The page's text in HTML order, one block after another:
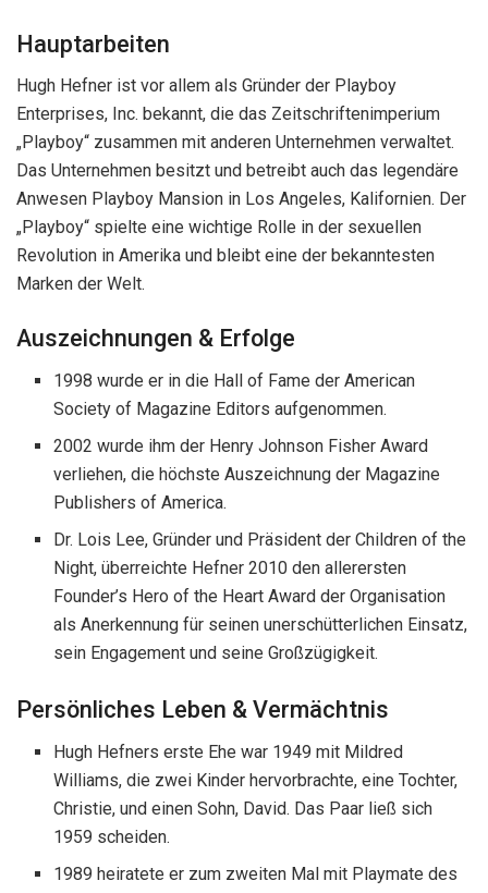
Hauptarbeiten
Hugh Hefner ist vor allem als Gründer der Playboy
Enterprises, Inc. bekannt, die das Zeitschriftenimperium
„Playboy“ zusammen mit anderen Unternehmen verwaltet.
Das Unternehmen besitzt und betreibt auch das legendäre
Anwesen Playboy Mansion in Los Angeles, Kalifornien. Der
„Playboy“ spielte eine wichtige Rolle in der sexuellen
Revolution in Amerika und bleibt eine der bekanntesten
Marken der Welt.
Auszeichnungen & Erfolge
1998 wurde er in die Hall of Fame der American
Society of Magazine Editors aufgenommen.
2002 wurde ihm der Henry Johnson Fisher Award
verliehen, die höchste Auszeichnung der Magazine
Publishers of America.
Dr. Lois Lee, Gründer und Präsident der Children of the
Night, überreichte Hefner 2010 den allerersten
Founder’s Hero of the Heart Award der Organisation
als Anerkennung für seinen unerschütterlichen Einsatz,
sein Engagement und seine Großzügigkeit.
Persönliches Leben & Vermächtnis
Hugh Hefners erste Ehe war 1949 mit Mildred
Williams, die zwei Kinder hervorbrachte, eine Tochter,
Christie, und einen Sohn, David. Das Paar ließ sich
1959 scheiden.
1989 heiratete er zum zweiten Mal mit Playmate des